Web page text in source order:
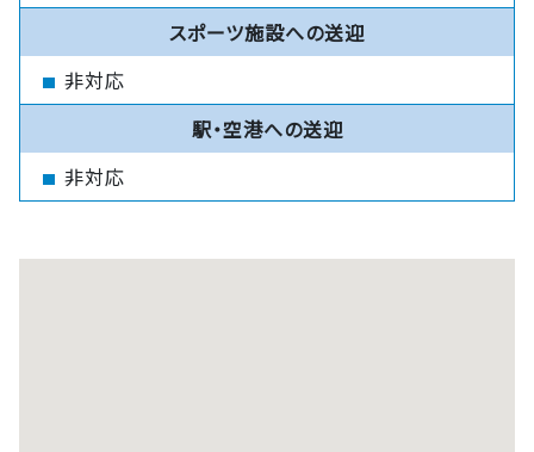
スポーツ施設への送迎
非対応
駅・空港への送迎
非対応